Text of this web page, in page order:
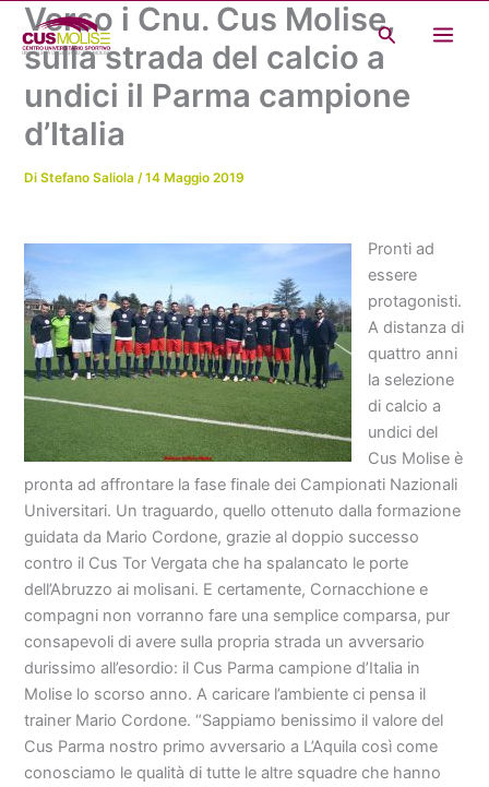
contenuto
Cerca
Verso i Cnu. Cus Molise,
sulla strada del calcio a
undici il Parma campione
d’Italia
DiStefano Saliola/14 Maggio 2019
Pronti ad
essere
protagonisti.
A distanza di
quattro anni
la selezione
di calcio a
undici del
Cus Molise è
pronta ad affrontare la fase finale dei Campionati Nazionali
Universitari. Un traguardo, quello ottenuto dalla formazione
guidata da Mario Cordone, grazie al doppio successo
contro il Cus Tor Vergata che ha spalancato le porte
dell’Abruzzo ai molisani. E certamente, Cornacchione e
compagni non vorranno fare una semplice comparsa, pur
consapevoli di avere sulla propria strada un avversario
durissimo all’esordio: il Cus Parma campione d’Italia in
Molise lo scorso anno. A caricare l’ambiente ci pensa il
trainer Mario Cordone. “Sappiamo benissimo il valore del
Cus Parma nostro primo avversario a L’Aquila così come
conosciamo le qualità di tutte le altre squadre che hanno